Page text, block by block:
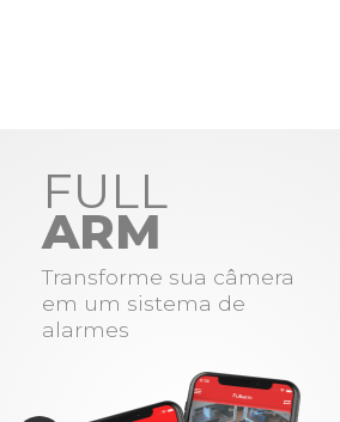
FULL
ARM
Transforme sua câmera
em um sistema de
alarmes